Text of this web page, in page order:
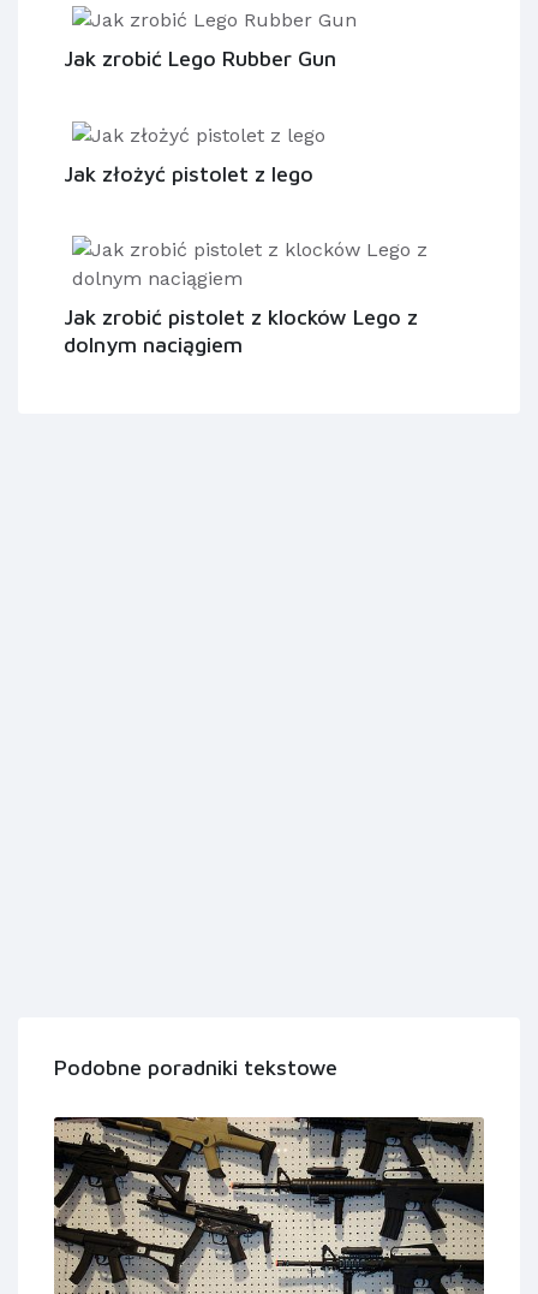
Jak zrobić Lego Rubber Gun
Jak złożyć pistolet z lego
Jak zrobić pistolet z klocków Lego z
dolnym naciągiem
Podobne poradniki tekstowe